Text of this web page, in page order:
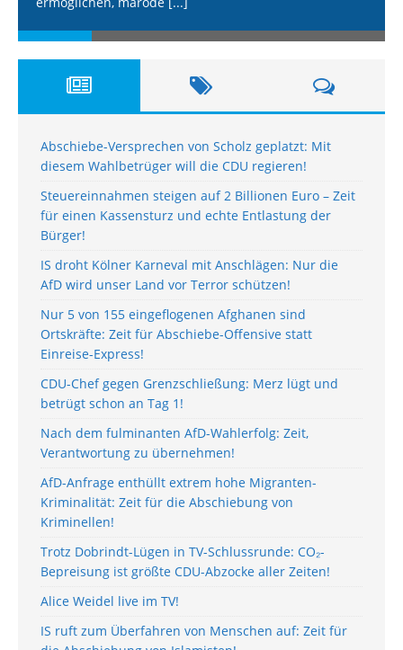
Abschiebe-Versprechen von Scholz geplatzt: Mit
diesem Wahlbetrüger will die CDU regieren!
Steuereinnahmen steigen auf 2 Billionen Euro – Zeit
für einen Kassensturz und echte Entlastung der
Bürger!
IS droht Kölner Karneval mit Anschlägen: Nur die
AfD wird unser Land vor Terror schützen!
Nur 5 von 155 eingeflogenen Afghanen sind
Ortskräfte: Zeit für Abschiebe-Offensive statt
Einreise-Express!
CDU-Chef gegen Grenzschließung: Merz lügt und
betrügt schon an Tag 1!
Nach dem fulminanten AfD-Wahlerfolg: Zeit,
Verantwortung zu übernehmen!
AfD-Anfrage enthüllt extrem hohe Migranten-
Kriminalität: Zeit für die Abschiebung von
Kriminellen!
Trotz Dobrindt-Lügen in TV-Schlussrunde: CO₂-
Bepreisung ist größte CDU-Abzocke aller Zeiten!
Alice Weidel live im TV!
IS ruft zum Überfahren von Menschen auf: Zeit für